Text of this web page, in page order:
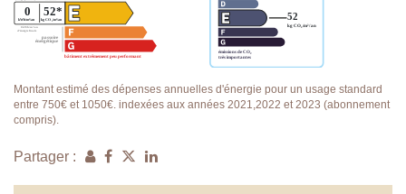
Montant estimé des dépenses annuelles d'énergie pour un usage standard
entre 750€ et 1050€. indexées aux années 2021,2022 et 2023 (abonnement
compris).
Partager :